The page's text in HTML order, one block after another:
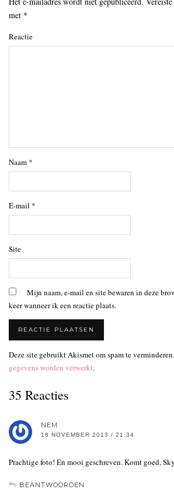
met *
Reactie
Naam *
E-mail *
Site
Mijn naam, e-mail en site bewaren in deze
keer wanneer ik een reactie plaats.
Deze site gebruikt Akismet om spam te verminderen.
gegevens worden verwerkt.
35 Reacties
NEM
18 NOVEMBER 2013 / 21:34
Prachtige foto! En mooi geschreven. Komt goed,
BEANTWOORDEN